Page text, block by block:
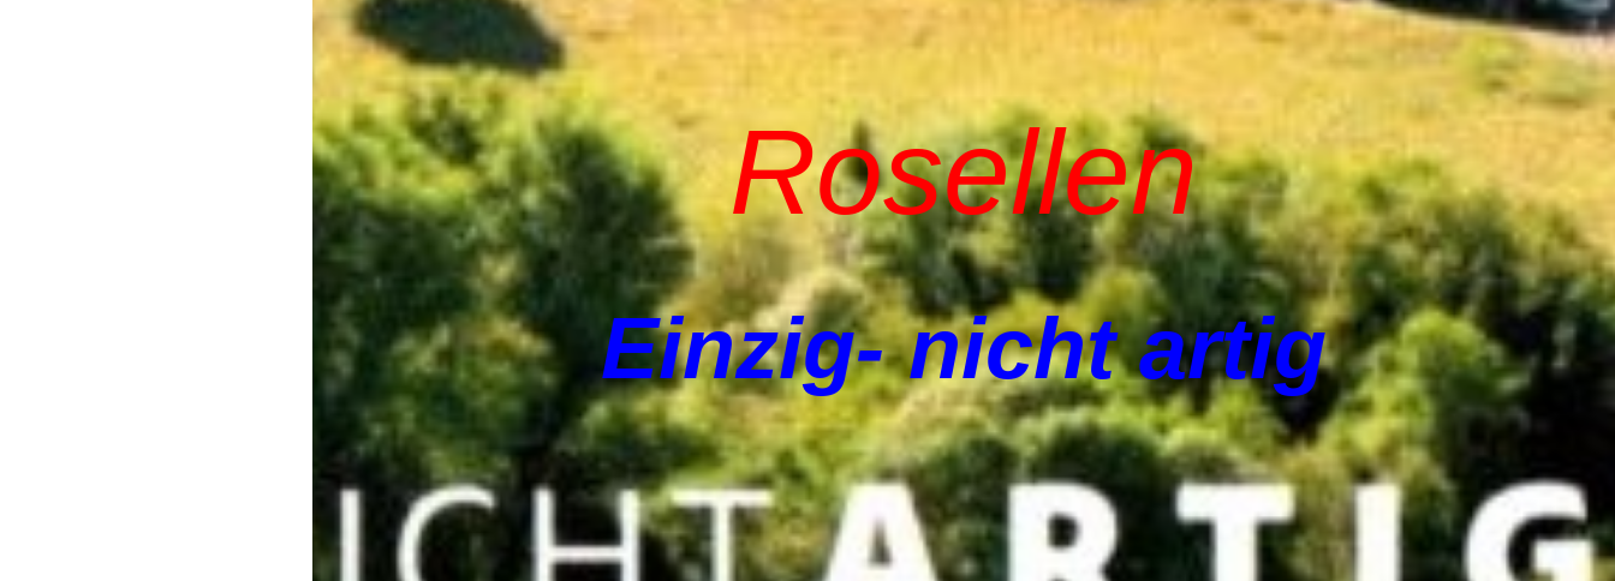
Rosellen
Einzig- nicht artig